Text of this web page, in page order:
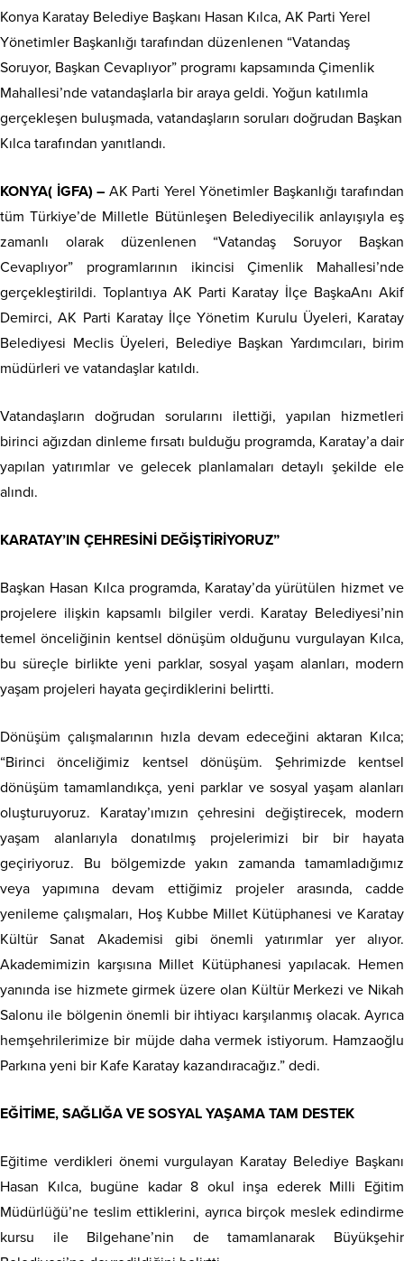
Konya Karatay Belediye Başkanı Hasan Kılca, AK Parti Yerel
Yönetimler Başkanlığı tarafından düzenlenen “Vatandaş
Soruyor, Başkan Cevaplıyor” programı kapsamında Çimenlik
Mahallesi’nde vatandaşlarla bir araya geldi. Yoğun katılımla
gerçekleşen buluşmada, vatandaşların soruları doğrudan Başkan
Kılca tarafından yanıtlandı.
KONYA( İGFA) – AK Parti Yerel Yönetimler Başkanlığı tarafından
tüm Türkiye’de Milletle Bütünleşen Belediyecilik anlayışıyla eş
zamanlı olarak düzenlenen “Vatandaş Soruyor Başkan
Cevaplıyor” programlarının ikincisi Çimenlik Mahallesi’nde
gerçekleştirildi. Toplantıya AK Parti Karatay İlçe BaşkaAnı Akif
Demirci, AK Parti Karatay İlçe Yönetim Kurulu Üyeleri, Karatay
Belediyesi Meclis Üyeleri, Belediye Başkan Yardımcıları, birim
müdürleri ve vatandaşlar katıldı.
Vatandaşların doğrudan sorularını ilettiği, yapılan hizmetleri
birinci ağızdan dinleme fırsatı bulduğu programda, Karatay’a dair
yapılan yatırımlar ve gelecek planlamaları detaylı şekilde ele
alındı.
KARATAY’IN ÇEHRESİNİ DEĞİŞTİRİYORUZ”
Başkan Hasan Kılca programda, Karatay’da yürütülen hizmet ve
projelere ilişkin kapsamlı bilgiler verdi. Karatay Belediyesi’nin
temel önceliğinin kentsel dönüşüm olduğunu vurgulayan Kılca,
bu süreçle birlikte yeni parklar, sosyal yaşam alanları, modern
yaşam projeleri hayata geçirdiklerini belirtti.
Dönüşüm çalışmalarının hızla devam edeceğini aktaran Kılca;
“Birinci önceliğimiz kentsel dönüşüm. Şehrimizde kentsel
dönüşüm tamamlandıkça, yeni parklar ve sosyal yaşam alanları
oluşturuyoruz. Karatay’ımızın çehresini değiştirecek, modern
yaşam alanlarıyla donatılmış projelerimizi bir bir hayata
geçiriyoruz. Bu bölgemizde yakın zamanda tamamladığımız
veya yapımına devam ettiğimiz projeler arasında, cadde
yenileme çalışmaları, Hoş Kubbe Millet Kütüphanesi ve Karatay
Kültür Sanat Akademisi gibi önemli yatırımlar yer alıyor.
Akademimizin karşısına Millet Kütüphanesi yapılacak. Hemen
yanında ise hizmete girmek üzere olan Kültür Merkezi ve Nikah
Salonu ile bölgenin önemli bir ihtiyacı karşılanmış olacak. Ayrıca
hemşehrilerimize bir müjde daha vermek istiyorum. Hamzaoğlu
Parkına yeni bir Kafe Karatay kazandıracağız.” dedi.
EĞİTİME, SAĞLIĞA VE SOSYAL YAŞAMA TAM DESTEK
Eğitime verdikleri önemi vurgulayan Karatay Belediye Başkanı
Hasan Kılca, bugüne kadar 8 okul inşa ederek Milli Eğitim
Müdürlüğü’ne teslim ettiklerini, ayrıca birçok meslek edindirme
kursu ile Bilgehane’nin de tamamlanarak Büyükşehir